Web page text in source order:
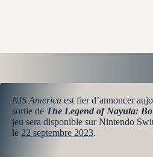
NIS America est fier d’annoncer
sortie de The Legend of Nayuta:
jeu sera disponible sur Nintendo
le 22 septembre 2023.